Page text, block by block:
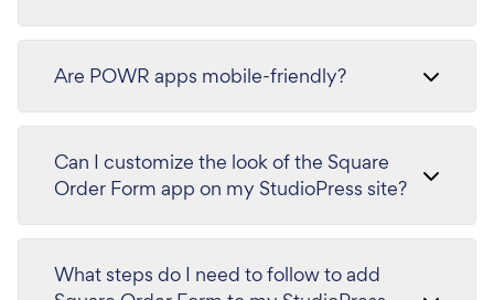
Are POWR apps mobile-friendly?
Can I customize the look of the Square
Order Form app on my StudioPress site?
What steps do I need to follow to add